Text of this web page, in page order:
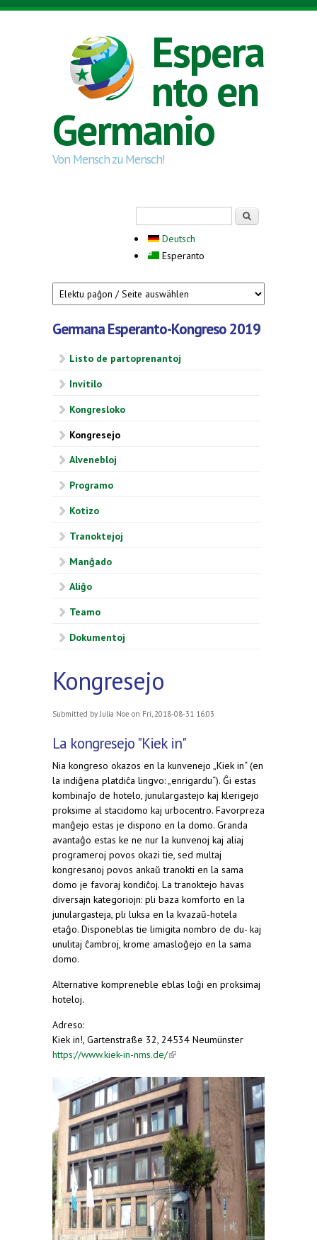
Skip to main content
Espera
nto en
Germanio
Von Mensch zu Mensch!
Deutsch
Esperanto
Germana Esperanto-Kongreso 2019
Listo de partoprenantoj
Invitilo
Kongresloko
Kongresejo
Alvenebloj
Programo
Kotizo
Tranoktejoj
Manĝado
Aliĝo
Teamo
Dokumentoj
Kongresejo
Submitted byJulia Noe on Fri, 2018-08-31 16:03
La kongresejo "Kiek in"
Nia kongreso okazos en la kunvenejo „Kiek in“ (en
la indiĝena platdiĉa lingvo: „enrigardu“). Ĝi estas
kombinaĵo de hotelo, junulargastejo kaj klerigejo
proksime al stacidomo kaj urbocentro. Favorpreza
manĝejo estas je dispono en la domo. Granda
avantaĝo estas ke ne nur la kunvenoj kaj aliaj
programeroj povos okazi tie, sed multaj
kongresanoj povos ankaŭ tranokti en la sama
domo je favoraj kondiĉoj. La tranoktejo havas
diversajn kategoriojn: pli baza komforto en la
junulargasteja, pli luksa en la kvazaŭ-hotela
etaĝo. Disponeblas tie limigita nombro de du- kaj
unulitaj ĉambroj, krome amasloĝejo en la sama
domo.
Alternative kompreneble eblas loĝi en proksimaj
hoteloj.
Adreso:
Kiek in!, Gartenstraße 32, 24534 Neumünster
https://www.kiek-in-nms.de/(link is external)